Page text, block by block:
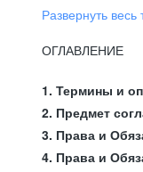
Развернуть весь
ОГЛАВЛЕНИЕ
1. Термины и
2. Предмет
3. Права и
4. Права и